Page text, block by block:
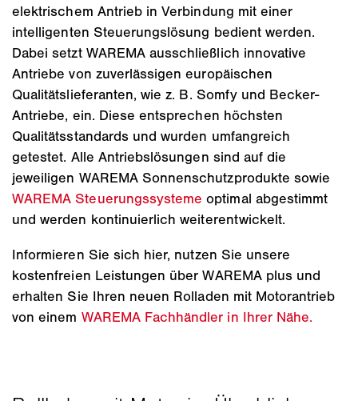
elektrischem Antrieb in Verbindung mit einer
intelligenten Steuerungslösung bedient werden.
Dabei setzt WAREMA ausschließlich innovative
Antriebe von zuverlässigen europäischen
Qualitätslieferanten, wie z. B. Somfy und Becker-
Antriebe, ein. Diese entsprechen höchsten
Qualitätsstandards und wurden umfangreich
getestet. Alle Antriebslösungen sind auf die
jeweiligen WAREMA Sonnenschutzprodukte sowie
WAREMA Steuerungssysteme optimal abgestimmt
und werden kontinuierlich weiterentwickelt.
Informieren Sie sich hier, nutzen Sie unsere
kostenfreien Leistungen über WAREMA plus und
erhalten Sie Ihren neuen Rolladen mit Motorantrieb
von einem WAREMA Fachhändler in Ihrer Nähe.